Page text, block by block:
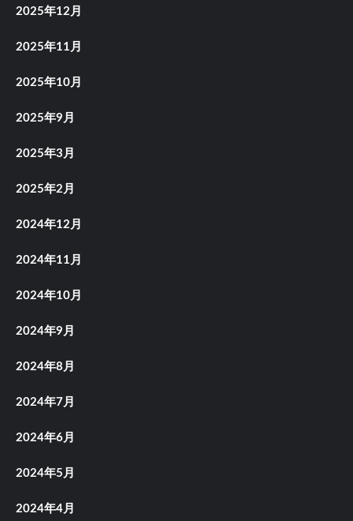
2025年12月
2025年11月
2025年10月
2025年9月
2025年3月
2025年2月
2024年12月
2024年11月
2024年10月
2024年9月
2024年8月
2024年7月
2024年6月
2024年5月
2024年4月